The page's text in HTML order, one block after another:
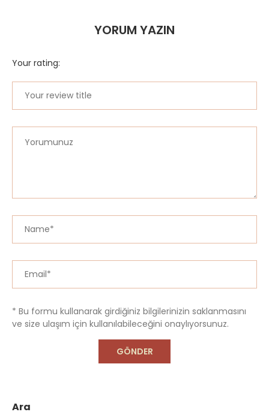
YORUM YAZIN
Your rating:
* Bu formu kullanarak girdiğiniz bilgilerinizin saklanmasını
ve size ulaşım için kullanılabileceğini onaylıyorsunuz.
Ara